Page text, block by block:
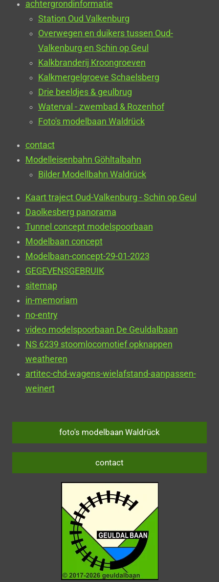
achtergrondinformatie
Station Oud Valkenburg
Overwegen en duikers tussen Oud-
Valkenburg en Schin op Geul
Kalkbranderij Kroongroeven
Kalkmergelgroeve Schaelsberg
Drie beeldjes & geulbrug
Waterval - zwembad & Rozenhof
Foto's modelbaan Waldrück
contact
Modelleisenbahn Göhltalbahn
Bilder Modellbahn Waldrück
Kaart traject Oud-Valkenburg - Schin op Geul
Daolkesberg panorama
Tunnel concept modelspoorbaan
Modelbaan concept
Modelbaan-concept-29-01-2023
GEGEVENSGEBRUIK
sitemap
in-memoriam
no-entry
video modelspoorbaan De Geuldalbaan
NS 6239 stoomlocomotief opknappen
weatheren
artitec-chd-wagens-wielafstand-aanpassen-
weinert
foto's modelbaan Waldrück
contact